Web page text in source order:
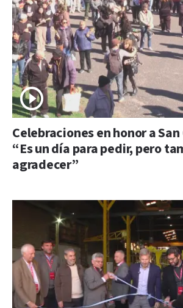
Celebraciones en honor a
“Es un día para pedir, pero
agradecer”